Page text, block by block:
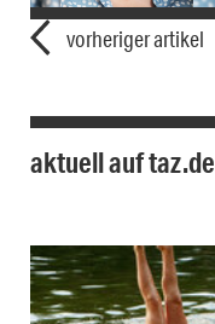
vorheriger artikel
aktuell auf taz.de